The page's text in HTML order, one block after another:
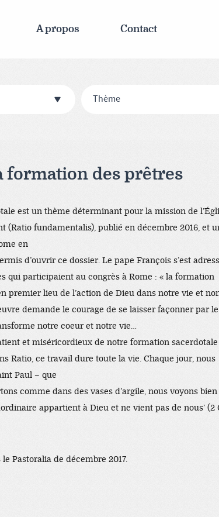
A propos Contact
Thème
formation des prêtres
est un thème déterminant pour la mission de
(Ratio fundamentalis), publié en décembre 2016, et
en
d’ouvrir ce dossier. Le pape François s’est
qui participaient au congrès à Rome : « la formation
premier lieu de l’action de Dieu dans notre vie et
demande le courage de se laisser façonner par le
notre coeur et notre vie…
et miséricordieux de notre formation sacerdotale
Ratio, ce travail dure toute la vie. Chaque jour, nous
Paul – que
comme dans des vases d’argile, nous voyons bien
appartient à Dieu et ne vient pas de nous’ (2
Pastoralia de décembre 2017.